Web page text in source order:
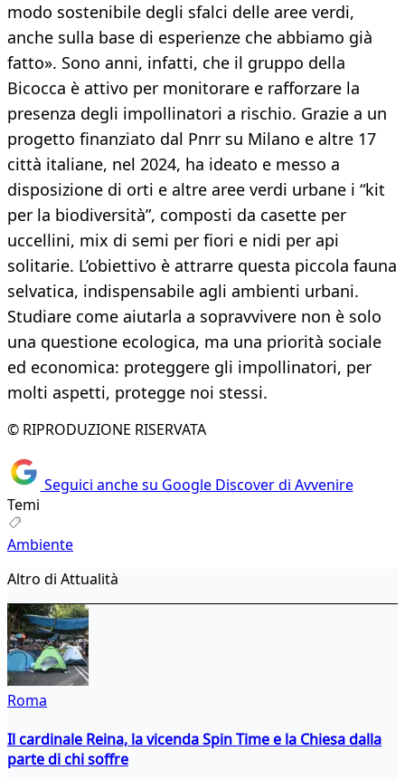
modo sostenibile degli sfalci delle aree verdi,
anche sulla base di esperienze che abbiamo già
fatto». Sono anni, infatti, che il gruppo della
Bicocca è attivo per monitorare e rafforzare la
presenza degli impollinatori a rischio. Grazie a un
progetto finanziato dal Pnrr su Milano e altre 17
città italiane, nel 2024, ha ideato e messo a
disposizione di orti e altre aree verdi urbane i “kit
per la biodiversità”, composti da casette per
uccellini, mix di semi per fiori e nidi per api
solitarie. L’obiettivo è attrarre questa piccola fauna
selvatica, indispensabile agli ambienti urbani.
Studiare come aiutarla a sopravvivere non è solo
una questione ecologica, ma una priorità sociale
ed economica: proteggere gli impollinatori, per
molti aspetti, protegge noi stessi.
© RIPRODUZIONE RISERVATA
Seguici anche su Google Discover di Avvenire
Temi
Ambiente
Altro di Attualità
Roma
Il cardinale Reina, la vicenda Spin Time e la Chiesa dalla
parte di chi soffre